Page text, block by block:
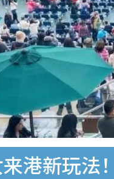
港新玩法